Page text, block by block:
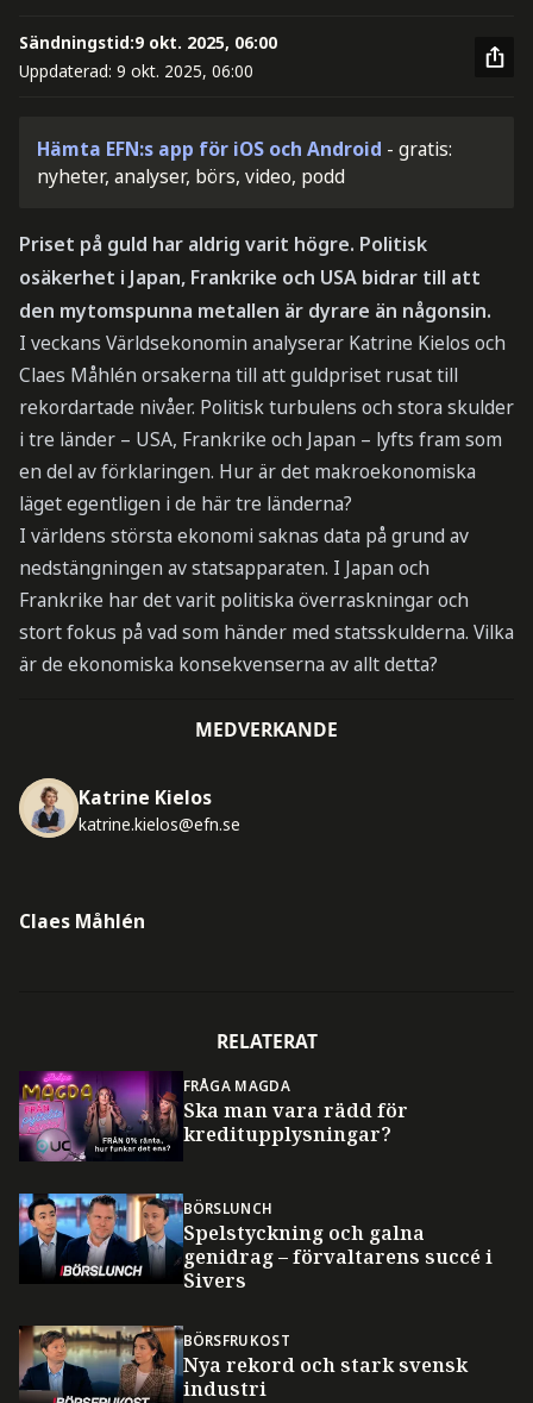
Sändningstid:9 okt. 2025, 06:00
Uppdaterad: 9 okt. 2025, 06:00
Hämta EFN:s app för iOS och Android - gratis:
nyheter, analyser, börs, video, podd
Priset på guld har aldrig varit högre. Politisk
osäkerhet i Japan, Frankrike och USA bidrar till att
den mytomspunna metallen är dyrare än någonsin.
I veckans Världsekonomin analyserar Katrine Kielos och
Claes Måhlén orsakerna till att guldpriset rusat till
rekordartade nivåer. Politisk turbulens och stora skulder
i tre länder – USA, Frankrike och Japan – lyfts fram som
en del av förklaringen. Hur är det makroekonomiska
läget egentligen i de här tre länderna?
I världens största ekonomi saknas data på grund av
nedstängningen av statsapparaten. I Japan och
Frankrike har det varit politiska överraskningar och
stort fokus på vad som händer med statsskulderna. Vilka
är de ekonomiska konsekvenserna av allt detta?
MEDVERKANDE
Katrine Kielos
katrine.kielos@efn.se
Claes Måhlén
RELATERAT
FRÅGA MAGDA
Ska man vara rädd för
kreditupplysningar?
BÖRSLUNCH
Spelstyckning och galna
genidrag – förvaltarens succé i
Sivers
BÖRSFRUKOST
Nya rekord och stark svensk
industri